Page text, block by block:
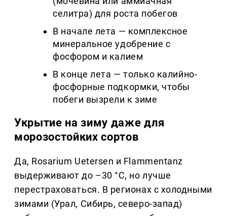
селитра) для роста побегов
В начале лета — комплексное
минеральное удобрение с
фосфором и калием
В конце лета — только калийно-
фосфорные подкормки, чтобы
побеги вызрели к зиме
Укрытие на зиму даже для
морозостойких сортов
Да, Rosarium Uetersen и Flammentanz
выдерживают до –30 °C, но лучше
перестраховаться. В регионах с холодными
зимами (Урал, Сибирь, северо-запад)